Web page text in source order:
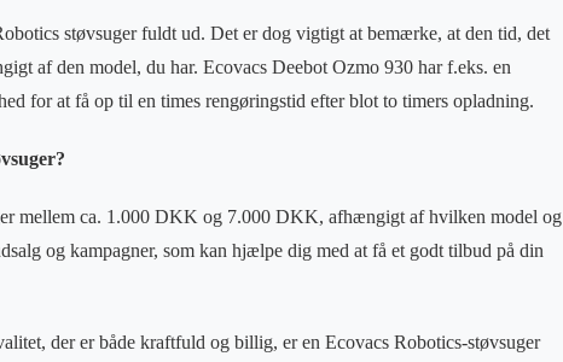
støvsuger fuldt ud. Det er dog vigtigt at bemærke, at den tid, det
af den model, du har. Ecovacs Deebot Ozmo 930 har f.eks. en
for at få op til en times rengøringstid efter blot to timers opladning.
mellem ca. 1.000 DKK og 7.000 DKK, afhængigt af hvilken model og
og kampagner, som kan hjælpe dig med at få et godt tilbud på din
der er både kraftfuld og billig, er en Ecovacs Robotics-støvsuger